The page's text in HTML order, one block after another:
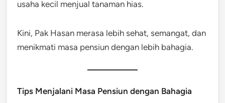
usaha kecil menjual tanaman hias.
Kini, Pak Hasan merasa lebih sehat, semangat, dan
menikmati masa pensiun dengan lebih bahagia.
Tips Menjalani Masa Pensiun dengan Bahagia